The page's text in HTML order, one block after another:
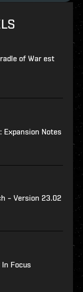
of War est
Expansion Notes
– Version 23.02
In Focus